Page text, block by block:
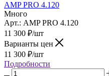
AMP PRO 4.120
Много
Арт.: AMP PRO 4.120
11 300 ₽/шт
Варианты цен
11 300 ₽/шт
Подробности